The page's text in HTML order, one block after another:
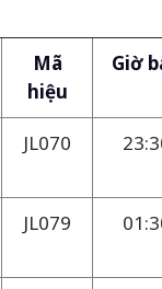
Mã
hiệu
Giờ
JL070
JL079